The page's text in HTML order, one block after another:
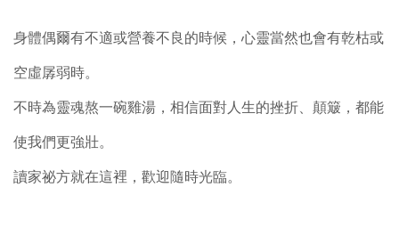
身體偶爾有不適或營養不良的時候，心靈當然也會有乾枯或
空虛孱弱時。
不時為靈魂熬一碗雞湯，相信面對人生的挫折、顛簸，都能
使我們更強壯。
讀家祕方就在這裡，歡迎隨時光臨。